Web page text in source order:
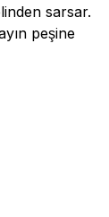
sarsar.
peşine